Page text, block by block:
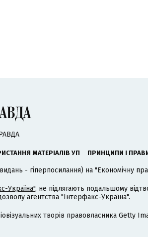
МАТЕРІАЛІВ УП ПРИНЦИПИ І
- гіперпосилання) на "Економічну
Україна", не підлягають подальшому
агентства "Інтерфакс-Україна".
творів правовласника Getty